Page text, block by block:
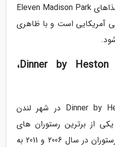
تازه و محلی تهیه می شود. غذاهای Eleven Madison Park
آمریکایی است و با ظاهری
رستوران Dinner by Heston Blumenthal،
رستوران Dinner by Heston Blumenthal در شهر لندن
از برترین رستوران های
جهان به شمار می رود. این رستوران در سال 2006 و 2011 به